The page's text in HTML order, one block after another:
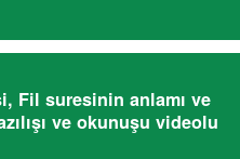
Fil suresinin anlamı ve
ve okunuşu videolu